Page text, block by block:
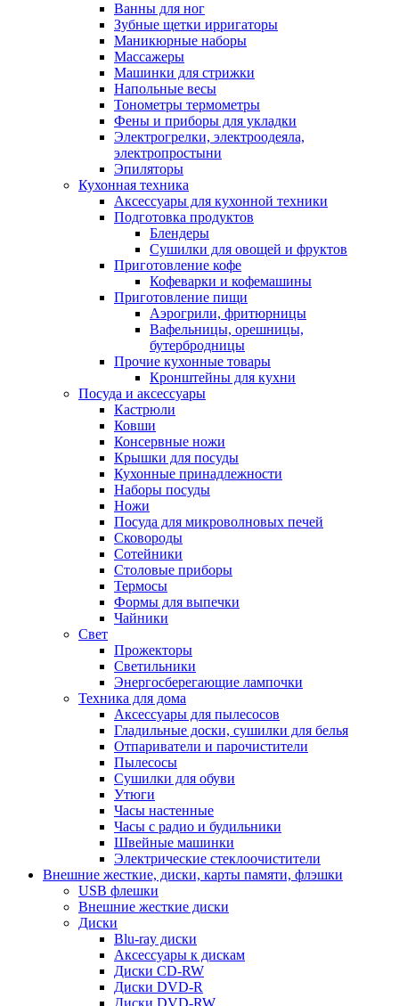
Ванны для ног
Зубные щетки ирригаторы
Маникюрные наборы
Массажеры
Машинки для стрижки
Напольные весы
Тонометры термометры
Фены и приборы для укладки
Электрогрелки, электроодеяла,
электропростыни
Эпиляторы
Кухонная техника
Аксессуары для кухонной техники
Подготовка продуктов
Блендеры
Сушилки для овощей и фруктов
Приготовление кофе
Кофеварки и кофемашины
Приготовление пищи
Аэрогрили, фритюрницы
Вафельницы, орешницы,
бутербродницы
Прочие кухонные товары
Кронштейны для кухни
Посуда и аксессуары
Кастрюли
Ковши
Консервные ножи
Крышки для посуды
Кухонные принадлежности
Наборы посуды
Ножи
Посуда для микроволновых печей
Сковороды
Сотейники
Столовые приборы
Термосы
Формы для выпечки
Чайники
Свет
Прожекторы
Светильники
Энергосберегающие лампочки
Техника для дома
Аксессуары для пылесосов
Гладильные доски, сушилки для белья
Отпариватели и парочистители
Пылесосы
Сушилки для обуви
Утюги
Часы настенные
Часы с радио и будильники
Швейные машинки
Электрические стеклоочистители
Внешние жесткие, диски, карты памяти, флэшки
USB флешки
Внешние жесткие диски
Диски
Blu-ray диски
Аксессуары к дискам
Диски CD-RW
Диски DVD-R
Диски DVD-RW